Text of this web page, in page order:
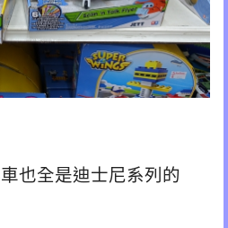
也全是迪士尼系列的